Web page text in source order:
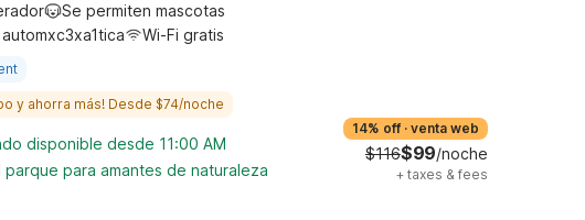
Se permiten mascotas
Wi-Fi gratis
y ahorra más! Desde $74/noche
disponible desde 11:00 AM
parque para amantes de naturaleza
14% off · venta web
$116$99/noche
+ taxes & fees